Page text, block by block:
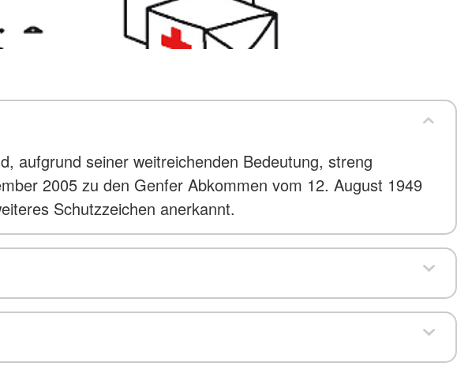
aufgrund seiner weitreichenden Bedeutung, streng
2005 zu den Genfer Abkommen vom 12. August 1949
Schutzzeichen anerkannt.